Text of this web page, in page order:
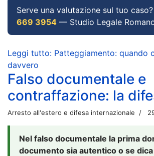
Serve una valutazione sul tuo caso?
669 3954 — Studio Legale
Leggi tutto: Patteggiamento: quando
davvero
Falso documentale e
contraffazione: la
Arresto all'estero e difesa internazionale
Nel falso documentale la prima
documento sia autentico o se